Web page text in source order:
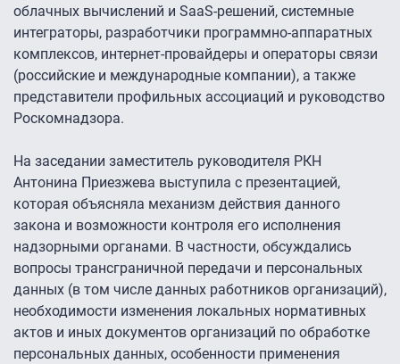
облачных вычислений и SaaS-решений, системные
интеграторы, разработчики программно-аппаратных
комплексов, интернет-провайдеры и операторы связи
(российские и международные компании), а также
представители профильных ассоциаций и руководство
Роскомнадзора.
На заседании заместитель руководителя РКН
Антонина Приезжева выступила с презентацией,
которая объясняла механизм действия данного
закона и возможности контроля его исполнения
надзорными органами. В частности, обсуждались
вопросы трансграничной передачи и персональных
данных (в том числе данных работников организаций),
необходимости изменения локальных нормативных
актов и иных документов организаций по обработке
персональных данных, особенности применения